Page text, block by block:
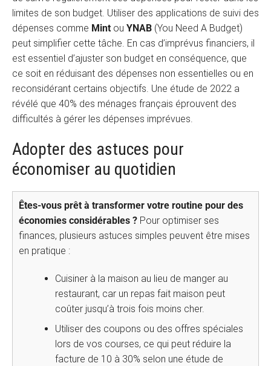
limites de son budget. Utiliser des applications de suivi des
dépenses comme Mint ou YNAB (You Need A Budget)
peut simplifier cette tâche. En cas d’imprévus financiers, il
est essentiel d’ajuster son budget en conséquence, que
ce soit en réduisant des dépenses non essentielles ou en
reconsidérant certains objectifs. Une étude de 2022 a
révélé que 40% des ménages français éprouvent des
difficultés à gérer les dépenses imprévues.
Adopter des astuces pour
économiser au quotidien
Êtes-vous prêt à transformer votre routine pour des
économies considérables ? Pour optimiser ses
finances, plusieurs astuces simples peuvent être mises
en pratique :
Cuisiner à la maison au lieu de manger au
restaurant, car un repas fait maison peut
coûter jusqu’à trois fois moins cher.
Utiliser des coupons ou des offres spéciales
lors de vos courses, ce qui peut réduire la
facture de 10 à 30% selon une étude de